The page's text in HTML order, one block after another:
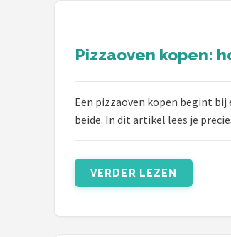
Pizzaoven kopen:
Een pizzaoven kopen begint
beide. In dit artikel lees je
VERDER LEZEN